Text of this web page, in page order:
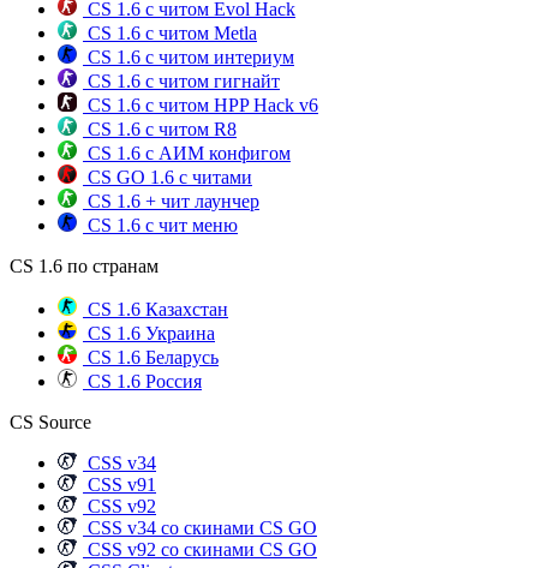
CS 1.6 с читом Evol Hack
CS 1.6 с читом Metla
CS 1.6 с читом интериум
CS 1.6 с читом гигнайт
CS 1.6 с читом HPP Hack v6
CS 1.6 с читом R8
CS 1.6 с АИМ конфигом
CS GO 1.6 с читами
CS 1.6 + чит лаунчер
CS 1.6 с чит меню
CS 1.6 по странам
CS 1.6 Казахстан
CS 1.6 Украина
CS 1.6 Беларусь
CS 1.6 Россия
CS Source
CSS v34
CSS v91
CSS v92
CSS v34 со скинами CS GO
CSS v92 со скинами CS GO